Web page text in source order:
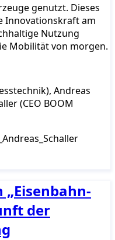
genutzt. Dieses
Innovationskraft am
Nutzung
Mobilität von morgen.
Andreas
(CEO BOOM
„Eisenbahn-
der